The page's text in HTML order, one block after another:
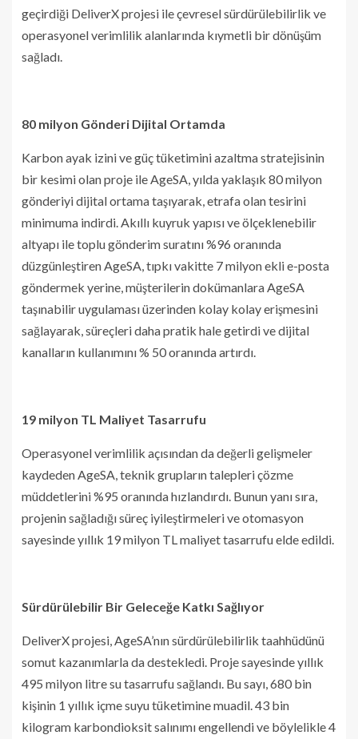
geçirdiği DeliverX projesi ile çevresel sürdürülebilirlik ve
operasyonel verimlilik alanlarında kıymetli bir dönüşüm
sağladı.
80 milyon Gönderi Dijital Ortamda
Karbon ayak izini ve güç tüketimini azaltma stratejisinin
bir kesimi olan proje ile AgeSA, yılda yaklaşık 80 milyon
gönderiyi dijital ortama taşıyarak, etrafa olan tesirini
minimuma indirdi. Akıllı kuyruk yapısı ve ölçeklenebilir
altyapı ile toplu gönderim suratını %96 oranında
düzgünleştiren AgeSA, tıpkı vakitte 7 milyon ekli e-posta
göndermek yerine, müşterilerin dokümanlara AgeSA
taşınabilir uygulaması üzerinden kolay kolay erişmesini
sağlayarak, süreçleri daha pratik hale getirdi ve dijital
kanalların kullanımını % 50 oranında artırdı.
19 milyon TL Maliyet Tasarrufu
Operasyonel verimlilik açısından da değerli gelişmeler
kaydeden AgeSA, teknik grupların talepleri çözme
müddetlerini %95 oranında hızlandırdı. Bunun yanı sıra,
projenin sağladığı süreç iyileştirmeleri ve otomasyon
sayesinde yıllık 19 milyon TL maliyet tasarrufu elde edildi.
Sürdürülebilir Bir Geleceğe Katkı Sağlıyor
DeliverX projesi, AgeSA’nın sürdürülebilirlik taahhüdünü
somut kazanımlarla da destekledi. Proje sayesinde yıllık
495 milyon litre su tasarrufu sağlandı. Bu sayı, 680 bin
kişinin 1 yıllık içme suyu tüketimine muadil. 43 bin
kilogram karbondioksit salınımı engellendi ve böylelikle 4